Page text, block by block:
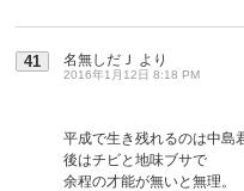
41 名無しだＪ より
2016年1月12日 8:18 PM
平成で生き残れるのは中島
後はチビと地味ブサで
余程の才能が無いと無理。